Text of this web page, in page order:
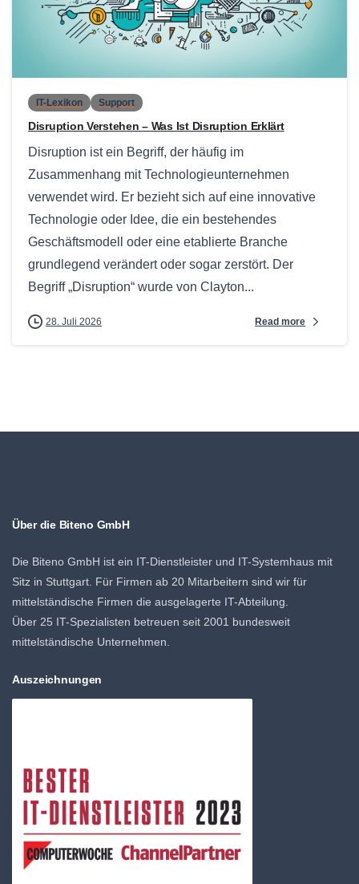
IT-Lexikon Support
Disruption Verstehen – Was Ist Disruption Erklärt
Disruption ist ein Begriff, der häufig im
Zusammenhang mit Technologieunternehmen
verwendet wird. Er bezieht sich auf eine innovative
Technologie oder Idee, die ein bestehendes
Geschäftsmodell oder eine etablierte Branche
grundlegend verändert oder sogar zerstört. Der
Begriff „Disruption“ wurde von Clayton...
28. Juli 2026 Read more
Über die Biteno GmbH
Die Biteno GmbH ist ein IT-Dienstleister und IT-Systemhaus mit
Sitz in Stuttgart. Für Firmen ab 20 Mitarbeitern sind wir für
mittelständische Firmen die ausgelagerte IT-Abteilung.
Über 25 IT-Spezialisten betreuen seit 2001 bundesweit
mittelständische Unternehmen.
Auszeichnungen